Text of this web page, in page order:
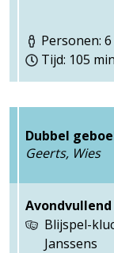
Personen: 6
Tijd: 105 min
Dubbel
Geerts, Wies
Avondvullend
Blijspel-
Janssens